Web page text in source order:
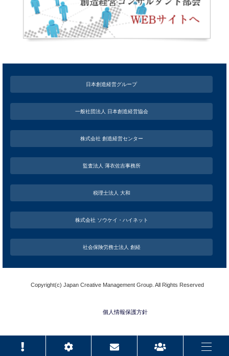
日本創造経営グループ
一般社団法人 日本創造経営協会
株式会社 創造経営センター
監査法人 薄衣佐吉事務所
税理士法人 大和
株式会社 ソウケイ・ハイネット
社会保険労務士法人 創経
Copyright(c) Japan Creative Management Group. All Rights Reserved
個人情報保護方針